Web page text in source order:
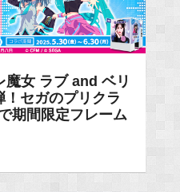
魔女 ラブ and ベリ
セガのプリクラ
期間限定フレーム